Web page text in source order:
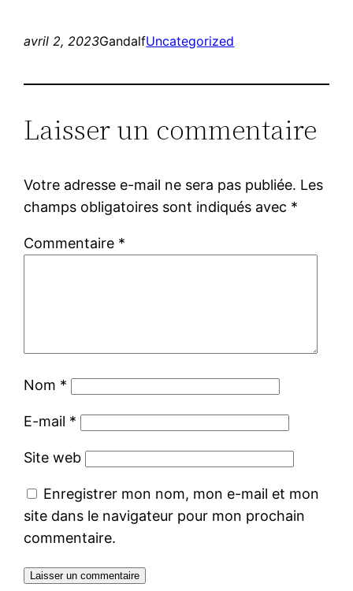
avril 2, 2023GandalfUncategorized
Laisser un commentaire
Votre adresse e-mail ne sera pas publiée. Les
champs obligatoires sont indiqués avec *
Commentaire *
Nom *
E-mail *
Site web
Enregistrer mon nom, mon e-mail et mon
site dans le navigateur pour mon prochain
commentaire.